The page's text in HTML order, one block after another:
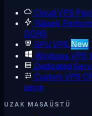
Cloud VPS
Yüksek
DDR5
GPU VPS New
Windows VPS
Dedicated
Custom VPS
seçin
UZAK MASAÜSTÜ